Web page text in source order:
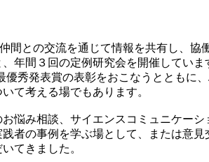
間との交流を通じて情報を共有し、協
年間３回の定例研究会を開催していま
秀発表賞の表彰をおこなうとともに
て考える場でもあります。
悩み相談、サイエンスコミュニケー
者の事例を学ぶ場として、または意見
てきました。